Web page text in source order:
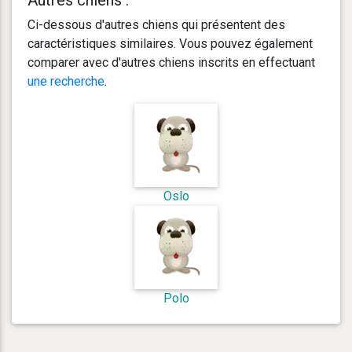
Ci-dessous d'autres chiens qui présentent des
caractéristiques similaires. Vous pouvez également
comparer avec d'autres chiens inscrits en effectuant
une recherche.
Oslo
Polo